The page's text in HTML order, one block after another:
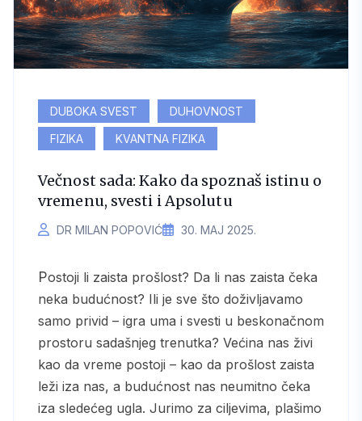
DUBOKA SVEST
DUHOVNOST
FIZIKA
KVANTNA FIZIKA
Večnost sada: Kako da spoznaš istinu o
vremenu, svesti i Apsolutu
DR MILAN POPOVIĆ 30. МАЈ 2025.
Postoji li zaista prošlost? Da li nas zaista čeka
neka budućnost? Ili je sve što doživljavamo
samo privid – igra uma i svesti u beskonačnom
prostoru sadašnjeg trenutka? Većina nas živi
kao da vreme postoji – kao da prošlost zaista
leži iza nas, a budućnost nas neumitno čeka
iza sledećeg ugla. Jurimo za ciljevima, plašimo